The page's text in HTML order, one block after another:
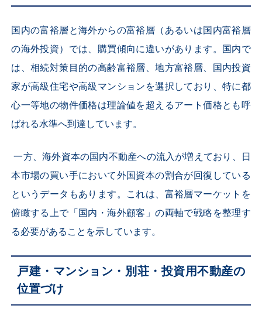
国内の富裕層と海外からの富裕層（あるいは国内富裕層
の海外投資）では、購買傾向に違いがあります。国内で
は、相続対策目的の高齢富裕層、地方富裕層、国内投資
家が高級住宅や高級マンションを選択しており、特に都
心一等地の物件価格は理論値を超えるアート価格とも呼
ばれる水準へ到達しています。
一方、海外資本の国内不動産への流入が増えており、日
本市場の買い手において外国資本の割合が回復している
というデータもあります。これは、富裕層マーケットを
俯瞰する上で「国内・海外顧客」の両軸で戦略を整理す
る必要があることを示しています。
戸建・マンション・別荘・投資用不動産の
位置づけ